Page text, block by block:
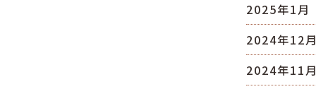
2025年1月
2024年12月
2024年11月